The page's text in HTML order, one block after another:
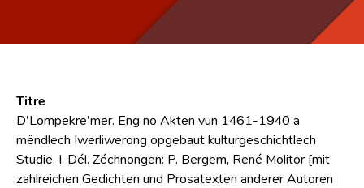
Titre
D'Lompekre'mer. Eng no Akten vun 1461-1940 a
mëndlech Iwerliwerong opgebaut kulturgeschichtlech
Studie. I. Dél. Zéchnongen: P. Bergem, René Molitor [mit
zahlreichen Gedichten und Prosatexten anderer Autoren